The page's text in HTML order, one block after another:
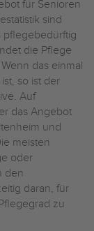
für Senioren
sind
pflegebedürftig
die Pflege
das einmal
so ist der
Auf
das Angebot
und
meisten
oder
den
daran, für
zu